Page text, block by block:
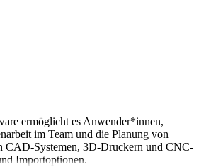
ermöglicht es Anwender*innen,
im Team und die Planung von
CAD-Systemen, 3D-Druckern und CNC-
Importoptionen.